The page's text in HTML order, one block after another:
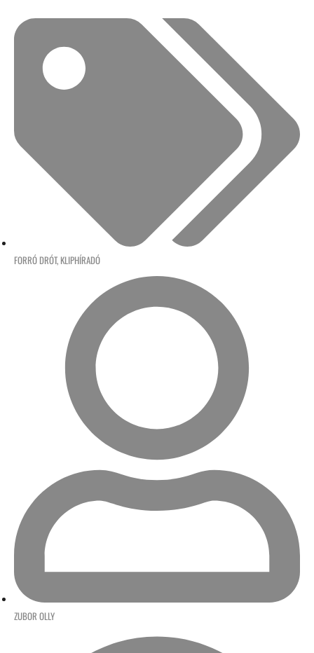
FORRÓ DRÓT, KLIPHÍRADÓ
ZUBOR OLLY